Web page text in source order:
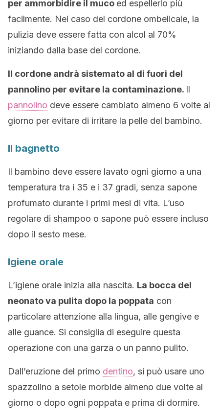
per ammorbidire il muco ed espellerlo più
facilmente. Nel caso del cordone ombelicale, la
pulizia deve essere fatta con alcol al 70%
iniziando dalla base del cordone.
Il cordone andrà sistemato al di fuori del
pannolino per evitare la contaminazione. Il
pannolino deve essere cambiato almeno 6 volte al
giorno per evitare di irritare la pelle del bambino.
Il bagnetto
Il bambino deve essere lavato ogni giorno a una
temperatura tra i 35 e i 37 gradi, senza sapone
profumato durante i primi mesi di vita. L’uso
regolare di shampoo o sapone può essere incluso
dopo il sesto mese.
Igiene orale
L’igiene orale inizia alla nascita. La bocca del
neonato va pulita dopo la poppata con
particolare attenzione alla lingua, alle gengive e
alle guance. Si consiglia di eseguire questa
operazione con una garza o un panno pulito.
Dall’eruzione del primo dentino, si può usare uno
spazzolino a setole morbide almeno due volte al
giorno o dopo ogni poppata e prima di dormire.